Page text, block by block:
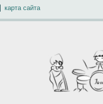
карта сайта